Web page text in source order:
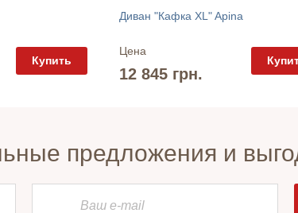
Купить
Диван "Кафка XL" Apina
Цена
12 845 грн.
предложения и